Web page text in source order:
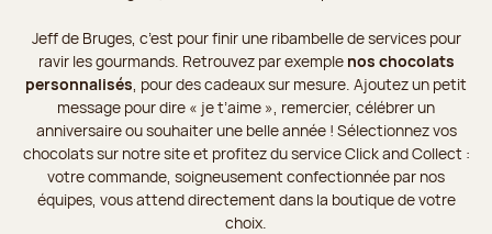
Jeff de Bruges, c’est pour finir une ribambelle de services pour
ravir les gourmands. Retrouvez par exemple nos chocolats
personnalisés, pour des cadeaux sur mesure. Ajoutez un petit
message pour dire « je t’aime », remercier, célébrer un
anniversaire ou souhaiter une belle année ! Sélectionnez vos
chocolats sur notre site et profitez du service Click and Collect :
votre commande, soigneusement confectionnée par nos
équipes, vous attend directement dans la boutique de votre
choix.